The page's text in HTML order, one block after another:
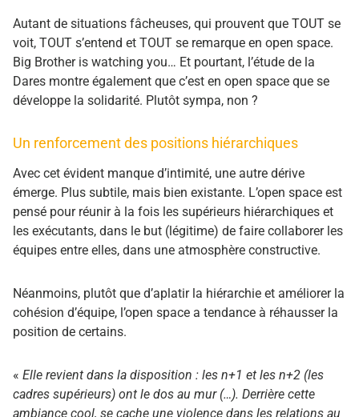
Autant de situations fâcheuses, qui prouvent que TOUT se
voit, TOUT s’entend et TOUT se remarque en open space.
Big Brother is watching you… Et pourtant, l’étude de la
Dares montre également que c’est en open space que se
développe la solidarité. Plutôt sympa, non ?
Un renforcement des positions hiérarchiques
Avec cet évident manque d’intimité, une autre dérive
émerge. Plus subtile, mais bien existante. L’open space est
pensé pour réunir à la fois les supérieurs hiérarchiques et
les exécutants, dans le but (légitime) de faire collaborer les
équipes entre elles, dans une atmosphère constructive.
Néanmoins, plutôt que d’aplatir la hiérarchie et améliorer la
cohésion d’équipe, l’open space a tendance à réhausser la
position de certains.
« Elle revient dans la disposition : les n+1 et les n+2 (les
cadres supérieurs) ont le dos au mur (…). Derrière cette
ambiance cool, se cache une violence dans les relations au